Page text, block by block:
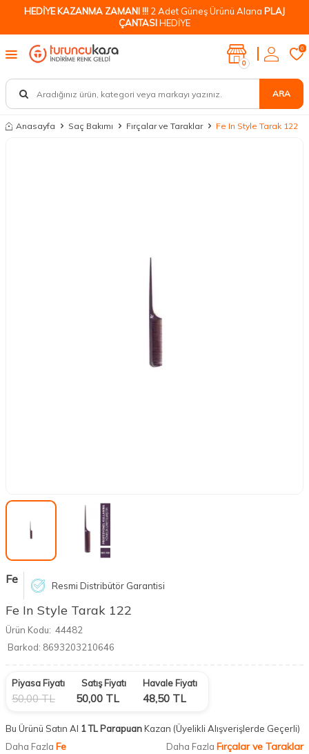
HEDİYE KAZANMA ZAMANI !!! 2 Adet Güneş Ürünü Alana PLAJ
ÇANTASIHEDİYE
ARA
0
0
Anasayfa Saç Bakımı Fırçalar ve Taraklar Fe In Style Tarak 122
Fe Resmi Distribütör Garantisi
Fe In Style Tarak 122
Ürün Kodu: 44482
Barkod: 8693203210646
Piyasa Fiyatı
50,00TL
Satış Fiyatı
50,00 TL
Havale Fiyatı
48,50 TL
Bu Ürünü Satın Al 1 TL ParapuanKazan (Üyelikli Alışverişlerde Geçerli)
Daha Fazla Fe Daha Fazla Fırçalar ve Taraklar